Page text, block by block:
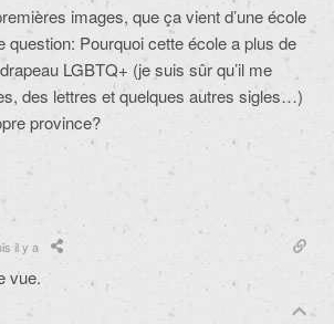
images, que ça vient d’une école
question: Pourquoi cette école a plus de
LGBTQ+ (je suis sûr qu’il me
des lettres et quelques autres sigles…)
province?
il y a
vue.